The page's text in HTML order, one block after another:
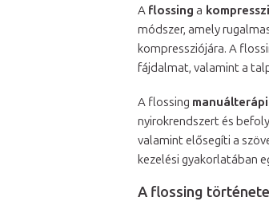
A flossing a
módszer, amely
kompressziójára. A
fájdalmat, valamint a
A flossing
nyirokrendszert és
valamint elősegíti a
kezelési gyakorlatában
A flossing története